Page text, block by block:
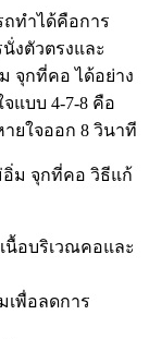
ทำได้คือการ
งตัวตรงและ
จุกที่คอ ได้อย่าง
แบบ 4-7-8 คือ
ยใจออก 8 วินาที
อิ่ม จุกที่คอ วิธีแก้
นื้อบริเวณคอและ
เพื่อลดการ